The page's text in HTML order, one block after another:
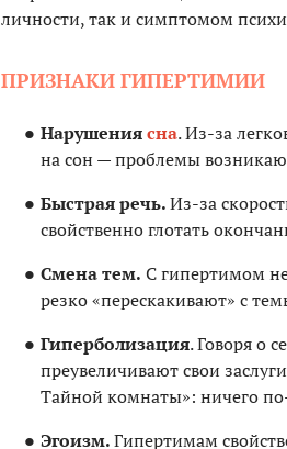
личности, так и симптомом
ПРИЗНАКИ ГИПЕРТИМИИ
Нарушениясна. Из-за
на сон — проблемы
Быстрая речь.Из-за
свойственно глотать
Смена тем. С гипертимом
резко «перескакивают» с
Гиперболизация. Говоря о
преувеличивают свои
Тайной комнаты»: ничего
Эгоизм.Гипертимам